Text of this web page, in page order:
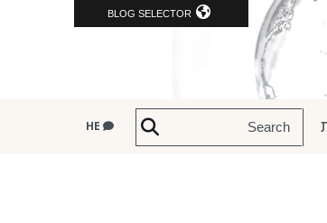
BLOG SELECTOR